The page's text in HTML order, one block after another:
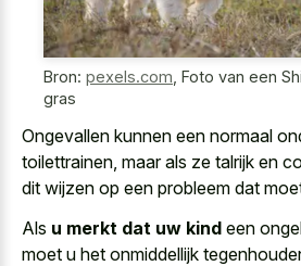
Bron: pexels.com Foto van een
gras
Ongevallen kunnen een normaal
toilettrainen, maar als ze talrijk en
dit wijzen op een probleem dat
Als u merkt dat uw kind een
moet u het onmiddellijk